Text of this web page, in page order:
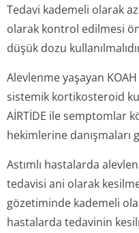
Tedavi kademeli olarak
olarak kontrol edilmesi
düşük dozu
Alevlenme yaşayan
sistemik kortikosteroid
AİRTİDE ile semptomlar
hekimlerine danışmaları
Astımlı hastalarda
tedavisi ani olarak
gözetiminde kademeli
hastalarda tedavinin